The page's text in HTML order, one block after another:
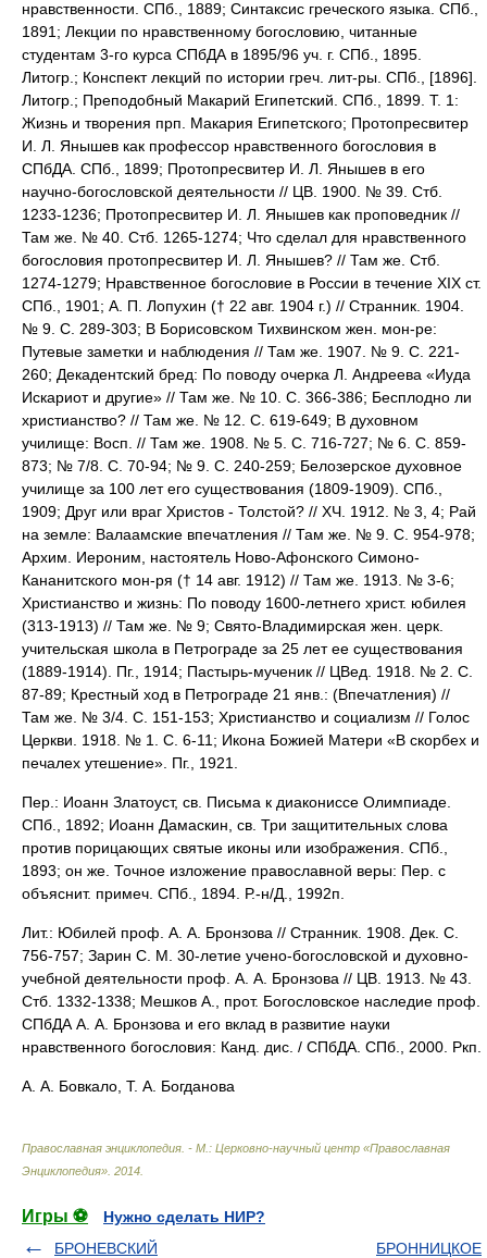
нравственности. СПб., 1889; Синтаксис греческого языка. СПб.,
1891; Лекции по нравственному богословию, читанные
студентам 3-го курса СПбДА в 1895/96 уч. г. СПб., 1895.
Литогр.; Конспект лекций по истории греч. лит-ры. СПб., [1896].
Литогр.; Преподобный Макарий Египетский. СПб., 1899. Т. 1:
Жизнь и творения прп. Макария Египетского; Протопресвитер
И. Л. Янышев как профессор нравственного богословия в
СПбДА. СПб., 1899; Протопресвитер И. Л. Янышев в его
научно-богословской деятельности // ЦВ. 1900. № 39. Стб.
1233-1236; Протопресвитер И. Л. Янышев как проповедник //
Там же. № 40. Стб. 1265-1274; Что сделал для нравственного
богословия протопресвитер И. Л. Янышев? // Там же. Стб.
1274-1279; Нравственное богословие в России в течение XIX ст.
СПб., 1901; А. П. Лопухин († 22 авг. 1904 г.) // Странник. 1904.
№ 9. С. 289-303; В Борисовском Тихвинском жен. мон-ре:
Путевые заметки и наблюдения // Там же. 1907. № 9. С. 221-
260; Декадентский бред: По поводу очерка Л. Андреева «Иуда
Искариот и другие» // Там же. № 10. С. 366-386; Бесплодно ли
христианство? // Там же. № 12. С. 619-649; В духовном
училище: Восп. // Там же. 1908. № 5. С. 716-727; № 6. С. 859-
873; № 7/8. С. 70-94; № 9. С. 240-259; Белозерское духовное
училище за 100 лет его существования (1809-1909). СПб.,
1909; Друг или враг Христов - Толстой? // ХЧ. 1912. № 3, 4; Рай
на земле: Валаамские впечатления // Там же. № 9. С. 954-978;
Архим. Иероним, настоятель Ново-Афонского Симоно-
Кананитского мон-ря († 14 авг. 1912) // Там же. 1913. № 3-6;
Христианство и жизнь: По поводу 1600-летнего христ. юбилея
(313-1913) // Там же. № 9; Свято-Владимирская жен. церк.
учительская школа в Петрограде за 25 лет ее существования
(1889-1914). Пг., 1914; Пастырь-мученик // ЦВед. 1918. № 2. С.
87-89; Крестный ход в Петрограде 21 янв.: (Впечатления) //
Там же. № 3/4. С. 151-153; Христианство и социализм // Голос
Церкви. 1918. № 1. С. 6-11; Икона Божией Матери «В скорбех и
печалех утешение». Пг., 1921.
Пер.: Иоанн Златоуст, св. Письма к диакониссе Олимпиаде.
СПб., 1892; Иоанн Дамаскин, св. Три защитительных слова
против порицающих святые иконы или изображения. СПб.,
1893; он же. Точное изложение православной веры: Пер. с
объяснит. примеч. СПб., 1894. Р.-н/Д., 1992п.
Лит.: Юбилей проф. А. А. Бронзова // Странник. 1908. Дек. С.
756-757; Зарин С. М. 30-летие учено-богословской и духовно-
учебной деятельности проф. А. А. Бронзова // ЦВ. 1913. № 43.
Стб. 1332-1338; Мешков А., прот. Богословское наследие проф.
СПбДА А. А. Бронзова и его вклад в развитие науки
нравственного богословия: Канд. дис. / СПбДА. СПб., 2000. Ркп.
А. А. Бовкало, Т. А. Богданова
Православная энциклопедия. - М.: Церковно-научный центр «Православная
Энциклопедия» 2014
Игры ⚽
Нужно сделать НИР?
БРОНЕВСКИЙ
БРОННИЦКОЕ